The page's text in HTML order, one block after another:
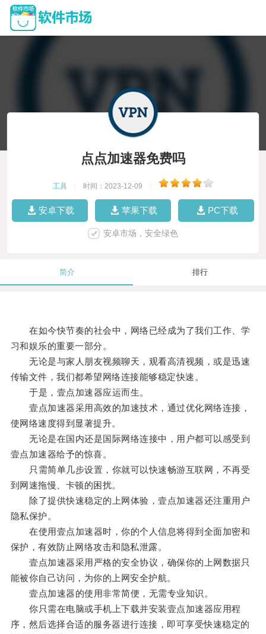
点点加速器免费吗
工具 时间：2023-12-09
安卓下载 苹果下载 PC下载
安卓市场，安全绿色
简介 排行
在如今快节奏的社会中，网络已经成为了我们工作、学
习和娱乐的重要一部分。
无论是与家人朋友视频聊天，观看高清视频，或是迅速
传输文件，我们都希望网络连接能够稳定快速。
于是，壹点加速器应运而生。
壹点加速器采用高效的加速技术，通过优化网络连接，
使网络速度得到显著提升。
无论是在国内还是国际网络连接中，用户都可以感受到
壹点加速器给予的惊喜。
只需简单几步设置，你就可以快速畅游互联网，不再受
到网速拖慢、卡顿的困扰。
除了提供快速稳定的上网体验，壹点加速器还注重用户
隐私保护。
在使用壹点加速器时，你的个人信息将得到全面加密和
保护，有效防止网络攻击和隐私泄露。
壹点加速器采用严格的安全协议，确保你的上网数据只
能被你自己访问，为你的上网安全护航。
壹点加速器的使用非常简便，无需专业知识。
你只需在电脑或手机上下载并安装壹点加速器应用程
序，然后选择合适的服务器进行连接，即可享受快速稳定的